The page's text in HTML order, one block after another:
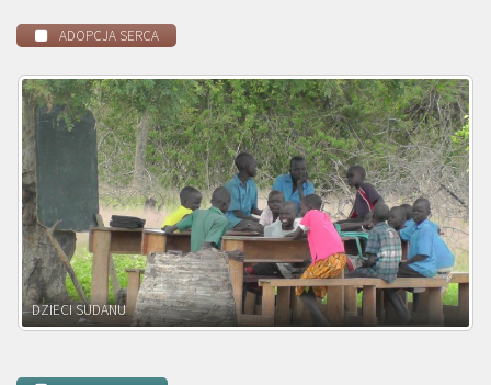
ADOPCJA SERCA
DZIECI ZAMBII